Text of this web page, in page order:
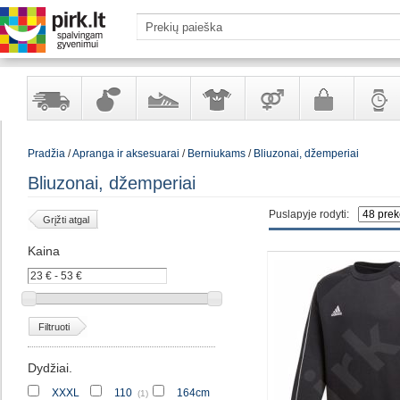
Yra
Kvepalai
kosmetika
Avalynė Apranga
aksesuarai
Prekės
Galanterija
Pradžia/Apranga ir aksesuarai / Berniukams/ Bliuzonai, džemperiai
Bliuzonai, džemperiai
Puslapyje rodyti:
Grįžti atgal
Kaina
Filtruoti
Dydžiai.
XXXL 110 (1) 164cm